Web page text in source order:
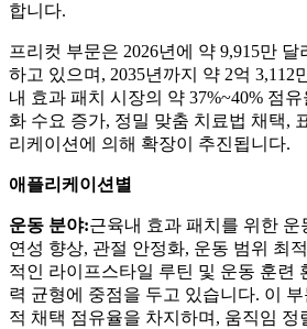
합니다.
프리컷 부문은 2026년에 약 9,915만
하고 있으며, 2035년까지 약 2억 3,112
내 효과 패치 시장의 약 37%~40% 점
화 수요 증가, 정밀 맞춤 치료법 채택,
리케이션에 의해 확장이 추진됩니다.
애플리케이션별
운동 분야:근육내 효과 패치를 위한
연성 향상, 관절 안정화, 운동 범위 최
적인 라이프스타일 루틴 및 운동 훈련
력 균형에 중점을 두고 있습니다. 이
적 채택 점유율을 차지하며, 움직임 정